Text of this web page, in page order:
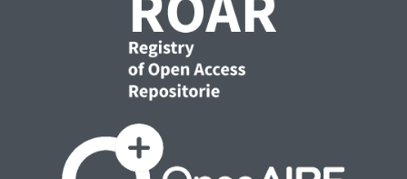
оптимальних керувань та наближеного
синтезу. Для нелінійних
нескінченновимірних систем були
встановлені результати щодо стійкості по
відношенню до зовнішніх збурень. Були
доведені теореми про локальну стійкість
від входу до стану (LISS) та про
асимптотичне підсилення (AG) для